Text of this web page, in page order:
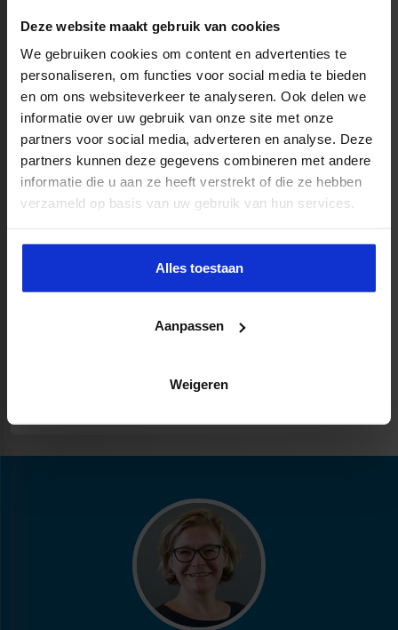
Deze website maakt gebruik van cookies
We gebruiken cookies om content en advertenties te
personaliseren, om functies voor social media te bieden
en om ons websiteverkeer te analyseren. Ook delen we
informatie over uw gebruik van onze site met onze
partners voor social media, adverteren en analyse. Deze
partners kunnen deze gegevens combineren met andere
informatie die u aan ze heeft verstrekt of die ze hebben
verzameld op basis van uw gebruik van hun services.
Alles toestaan
Aanpassen
Weigeren
Ook interessant
Verkorte Opleiding voor de Bedrijfsjurist
In samenwerking met: